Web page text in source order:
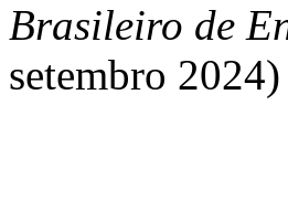
Brasileiro de
setembro 2024)